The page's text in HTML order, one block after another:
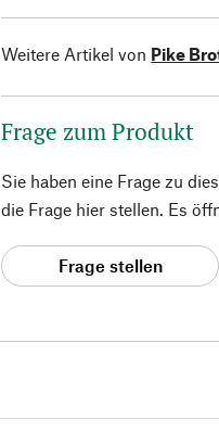
Weitere Artikel von Pike
Frage zum Produkt
Sie haben eine Frage zu
die Frage hier stellen. Es
Frage stellen